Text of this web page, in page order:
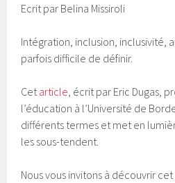
Ecrit par Belina Missiroli
Intégration, inclusion, inclusivité,
parfois difficile de définir.
Cet article , écrit par Eric Dugas,
l’éducation à l’Université de
différents termes et met en
les sous-tendent.
Nous vous invitons à découvrir